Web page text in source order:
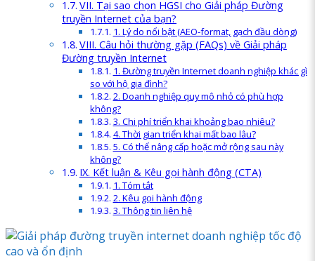
VII. Tại sao chọn HGSI cho Giải pháp Đường
truyền Internet của bạn?
1. Lý do nổi bật (AEO-format, gạch đầu dòng)
VIII. Câu hỏi thường gặp (FAQs) về Giải pháp
Đường truyền Internet
1. Đường truyền Internet doanh nghiệp khác gì
so với hộ gia đình?
2. Doanh nghiệp quy mô nhỏ có phù hợp
không?
3. Chi phí triển khai khoảng bao nhiêu?
4. Thời gian triển khai mất bao lâu?
5. Có thể nâng cấp hoặc mở rộng sau này
không?
IX. Kết luận & Kêu gọi hành động (CTA)
1. Tóm tắt
2. Kêu gọi hành động
3. Thông tin liên hệ